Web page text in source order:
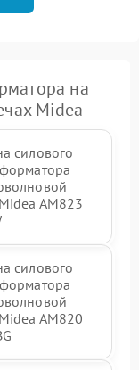
на
Midea
силового
AM823
силового
AM820